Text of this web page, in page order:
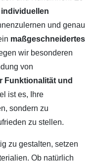
individuellen
und genau
maßgeschneidertes
wir besonderen
von
Funktionalität und
ist es, Ihre
sondern zu
zu stellen.
zu gestalten, setzen
Ob natürlich